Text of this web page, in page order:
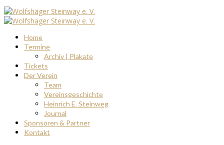
Home
Termine
Archiv | Plakate
Tickets
Der Verein
Team
Vereinsgeschichte
Heinrich E. Steinweg
Journal
Sponsoren & Partner
Kontakt